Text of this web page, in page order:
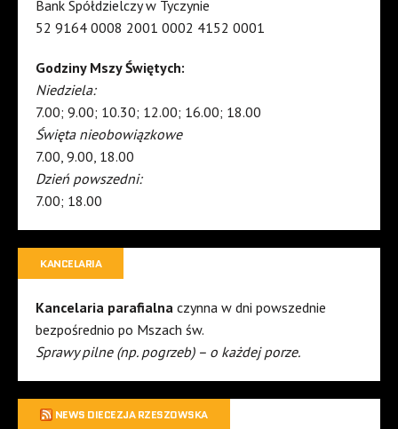
Bank Spółdzielczy w Tyczynie
52 9164 0008 2001 0002 4152 0001
Godziny Mszy Świętych:
Niedziela:
7.00; 9.00; 10.30; 12.00; 16.00; 18.00
Święta nieobowiązkowe
7.00, 9.00, 18.00
Dzień powszedni:
7.00; 18.00
KANCELARIA
Kancelaria parafialna czynna w dni powszednie
bezpośrednio po Mszach św.
Sprawy pilne (np. pogrzeb) – o każdej porze.
NEWS DIECEZJA RZESZOWSKA